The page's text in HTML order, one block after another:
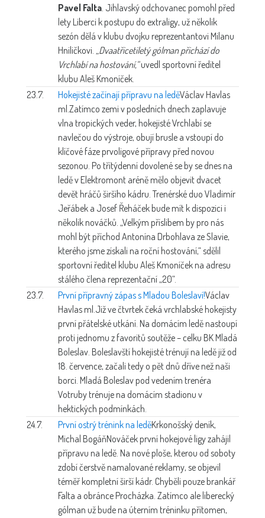
Pavel Falta . Jihlavský odchovanec pomohl před
lety Liberci k postupu do extraligy, už několik
sezón dělá v klubu dvojku reprezentantovi Milanu
Hniličkovi. „Dvaatřicetiletý gólman přichází do
Vrchlabí na hostování,“uvedl sportovní ředitel
klubu Aleš Kmoníček.
23.7.
Hokejisté začínají přípravu na leděVáclav Havlas
ml. Zatímco zemi v posledních dnech zaplavuje
vlna tropických veder, hokejisté Vrchlabí se
navlečou do výstroje, obují brusle a vstoupí do
klíčové fáze prvoligové přípravy před novou
sezonou. Po třítýdenní dovolené se by se dnes na
ledě v Elektromont aréně mělo objevit dvacet
devět hráčů širšího kádru. Trenérské duo Vladimír
Jeřábek a Josef Řeháček bude mít k dispozici i
několik nováčků. „Velkým příslibem by pro nás
mohl být příchod Antonína Drbohlava ze Slavie,
kterého jsme získali na roční hostování,“ sdělil
sportovní ředitel klubu Aleš Kmoníček na adresu
stálého člena reprezentační „20“.
23.7.
První přípravný zápas s Mladou Boleslaví!Václav
Havlas ml. Již ve čtvrtek čeká vrchlabské hokejisty
první přátelské utkání. Na domácím ledě nastoupí
proti jednomu z favoritů soutěže – celku BK Mladá
Boleslav. Boleslavští hokejisté trénují na ledě již od
18. července, začali tedy o pět dnů dříve než naši
borci. Mladá Boleslav pod vedením trenéra
Votruby trénuje na domácím stadionu v
hektických podmínkách.
24.7.
První ostrý trénink na leděKrkonošský deník,
Michal BogáňNováček první hokejové ligy zahájil
přípravu na ledě. Na nové ploše, kterou od soboty
zdobí čerstvě namalované reklamy, se objevil
téměř kompletní širší kádr. Chyběli pouze brankář
Falta a obránce Procházka. Zatímco ale liberecký
gólman už bude na úterním tréninku přítomen,